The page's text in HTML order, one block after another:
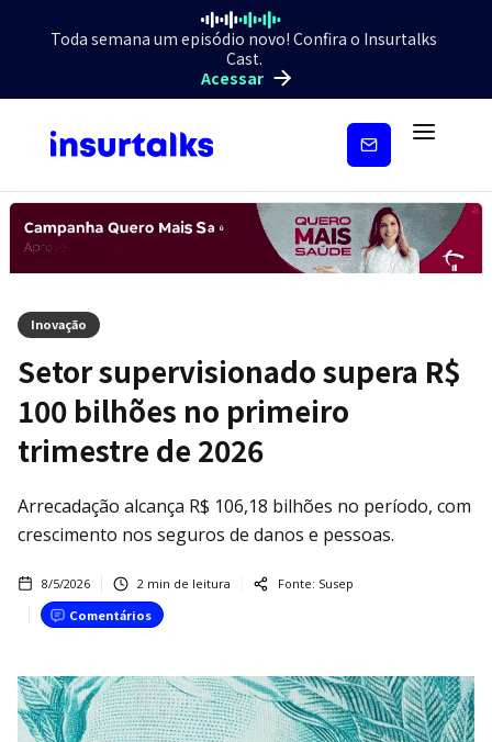
Toda semana um episódio novo! Confira o Insurtalks
Cast.
Acessar
Inscreva-
Inovação
Setor supervisionado supera R$
100 bilhões no primeiro
trimestre de 2026
Arrecadação alcança R$ 106,18 bilhões no período, com
crescimento nos seguros de danos e pessoas.
8/5/2026 2 min de leitura Fonte: Susep
Comentários